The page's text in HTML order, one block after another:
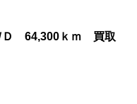
Ｄ 64,300ｋｍ 買取